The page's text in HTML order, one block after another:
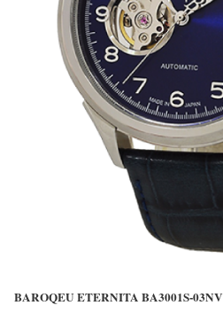
BAROQEU ETERNITA BA3001S-03NV